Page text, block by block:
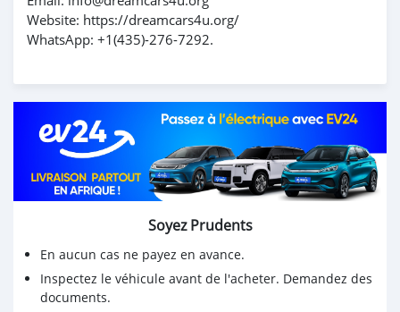
Website: https://dreamcars4u.org/
WhatsApp: +1(435)-276-7292‬.
Soyez Prudents
En aucun cas ne payez en avance.
Inspectez le véhicule avant de l'acheter. Demandez des
documents.